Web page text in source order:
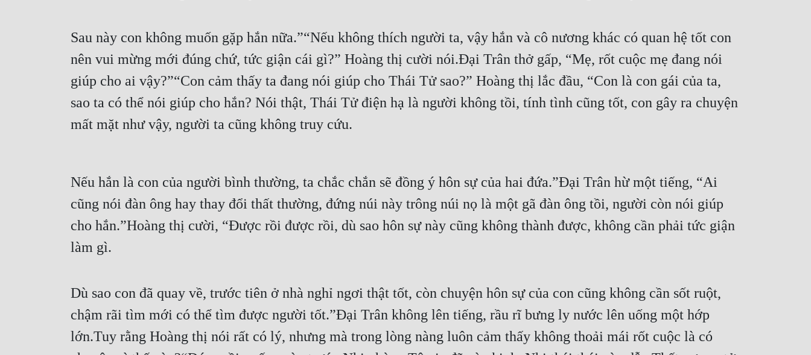
Sau này con không muốn gặp hắn nữa.”“Nếu không thích người ta, vậy hắn và cô nương khác có quan hệ tốt con
nên vui mừng mới đúng chứ, tức giận cái gì?” Hoàng thị cười nói.Đại Trân thở gấp, “Mẹ, rốt cuộc mẹ đang nói
giúp cho ai vậy?”“Con cảm thấy ta đang nói giúp cho Thái Tử sao?” Hoàng thị lắc đầu, “Con là con gái của ta,
sao ta có thể nói giúp cho hắn? Nói thật, Thái Tử điện hạ là người không tồi, tính tình cũng tốt, con gây ra chuyện
mất mặt như vậy, người ta cũng không truy cứu.
Nếu hắn là con của người bình thường, ta chắc chắn sẽ đồng ý hôn sự của hai đứa.”Đại Trân hừ một tiếng, “Ai
cũng nói đàn ông hay thay đổi thất thường, đứng núi này trông núi nọ là một gã đàn ông tồi, người còn nói giúp
cho hắn.”Hoàng thị cười, “Được rồi được rồi, dù sao hôn sự này cũng không thành được, không cần phải tức giận
làm gì.
Dù sao con đã quay về, trước tiên ở nhà nghỉ ngơi thật tốt, còn chuyện hôn sự của con cũng không cần sốt ruột,
chậm rãi tìm mới có thể tìm được người tốt.”Đại Trân không lên tiếng, rầu rĩ bưng ly nước lên uống một hớp
lớn.Tuy rằng Hoàng thị nói rất có lý, nhưng mà trong lòng nàng luôn cảm thấy không thoải mái rốt cuộc là có